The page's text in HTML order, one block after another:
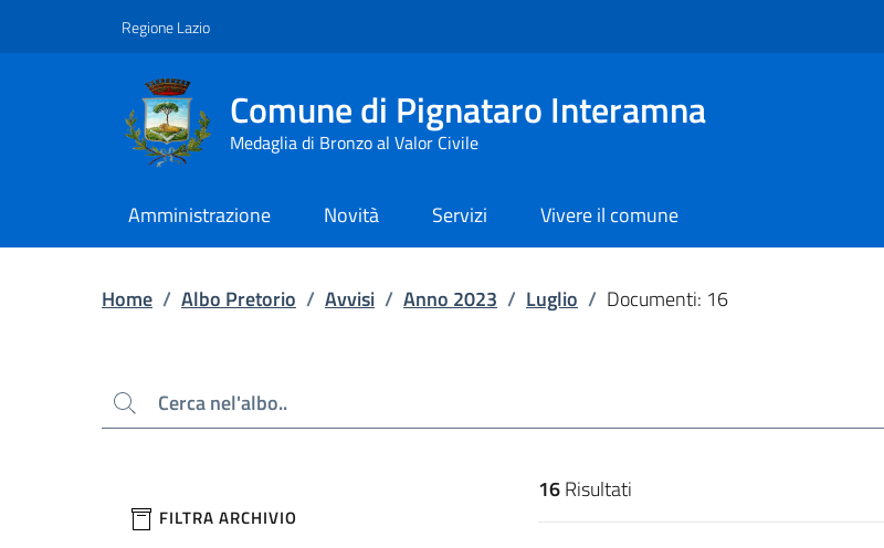
Regione Lazio
Comune di Pignataro Interamna
Medaglia di Bronzo al Valor Civile
Amministrazione Novità Servizi Vivere il comune
Home / Albo Pretorio / Avvisi / Anno 2023 / Luglio / Documenti: 16
Cerca
filtri da applicare
FILTRA ARCHIVIO Risultati di ricerca
16Risultati